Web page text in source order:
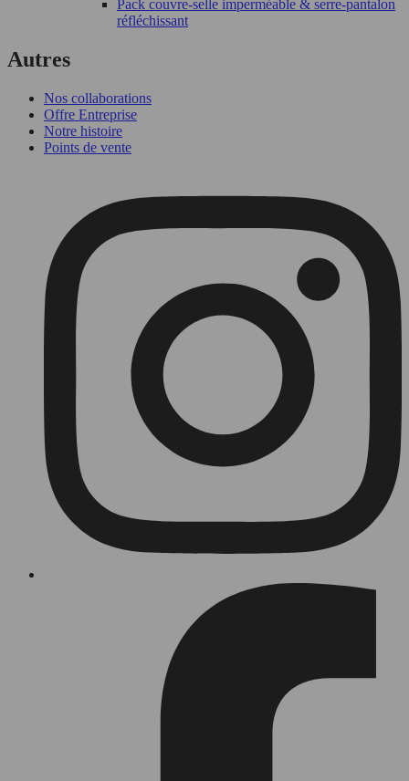
Pack couvre-selle imperméable & serre-pantalon
réfléchissant
Autres
Nos collaborations
Offre Entreprise
Notre histoire
Points de vente